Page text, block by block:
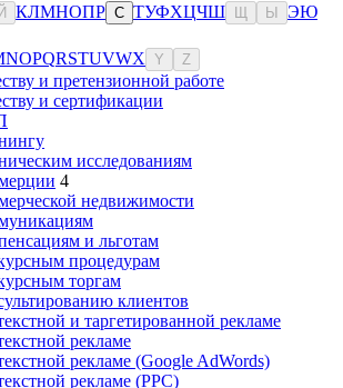
Й КЛМНОПР С ТУФХЦЧШ Ы ЭЮ
NOPQRSTUVWX Y Z
и претензионной работе
и сертификации
исследованиям
4
недвижимости
и льготам
процедурам
торгам
клиентов
и таргетированной рекламе
рекламе
рекламе (Google AdWords)
рекламе (PPC)